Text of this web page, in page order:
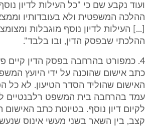
ועוד נקבע שם כי "כל העילות לדיון
ההלכה המשפטית ולא בעובדותיו
[...] העילות לדיון נוסף מוגבלות
ההלכתי שבפסק הדין, ובו בלבד".
4. כמפורט בהרחבה בפסק הדין קיים
כתב אישום שהוכנה על ידי היועץ
האישום שהוליד הסדר הטיעון. לא כל
עמד בהרחבה בית המשפט רלבנטיים
לקיום דיון נוסף. בטיוטת כתב האישום
קצב, בין השאר בשני מעשי אינוס